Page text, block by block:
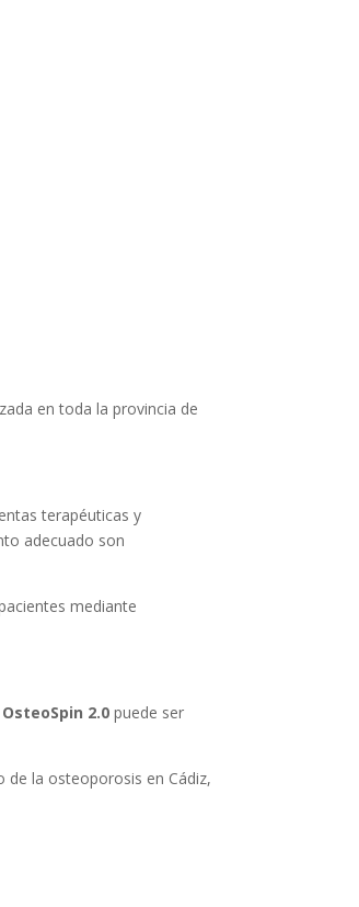
en toda la provincia de
terapéuticas y
adecuado son
mediante
OsteoSpin 2.0 puede ser
de la osteoporosis en Cádiz,